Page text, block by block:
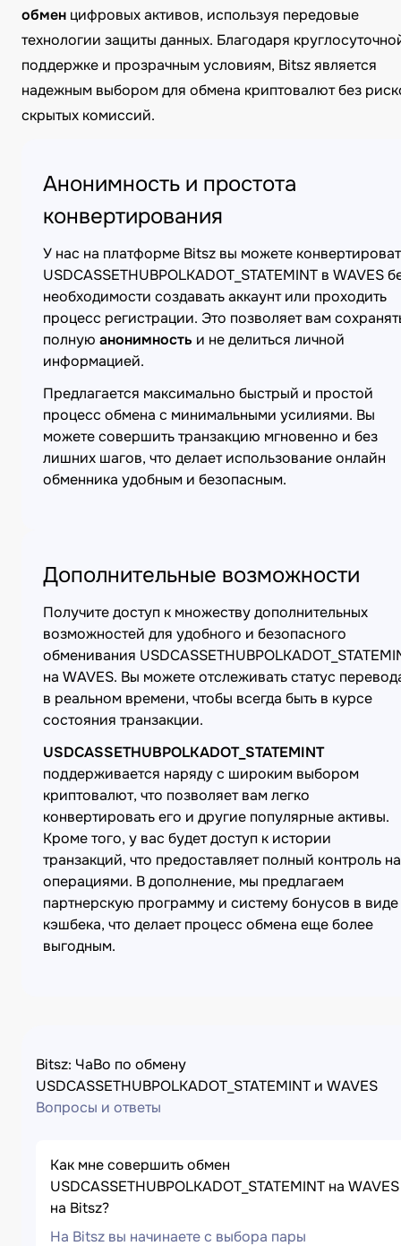
обмен цифровых активов, используя передовые
технологии защиты данных. Благодаря
поддержке и прозрачным условиям, Bitsz является
надежным выбором для обмена криптовалют без
скрытых комиссий.
Анонимность и простота
конвертирования
У нас на платформе Bitsz вы можете
USDCASSETHUBPOLKADOT_STATEMINT в WAVES
необходимости создавать аккаунт или проходить
процесс регистрации. Это позволяет вам
полную анонимность и не делиться личной
информацией.
Предлагается максимально быстрый и простой
процесс обмена с минимальными усилиями. Вы
можете совершить транзакцию мгновенно и без
лишних шагов, что делает использование онлайн
обменника удобным и безопасным.
Дополнительные возможности
Получите доступ к множеству дополнительных
возможностей для удобного и безопасного
обменивания
на WAVES. Вы можете отслеживать статус
в реальном времени, чтобы всегда быть в курсе
состояния транзакции.
USDCASSETHUBPOLKADOT_STATEMINT
поддерживается наряду с широким выбором
криптовалют, что позволяет вам легко
конвертировать его и другие популярные активы.
Кроме того, у вас будет доступ к истории
транзакций, что предоставляет полный контроль
операциями. В дополнение, мы предлагаем
партнерскую программу и систему бонусов в виде
кэшбека, что делает процесс обмена еще более
выгодным.
Bitsz: ЧаВо по обмену
USDCASSETHUBPOLKADOT_STATEMINT и WAVES
Вопросы и ответы
Как мне совершить обмен
USDCASSETHUBPOLKADOT_STATEMINT на WAVES
на Bitsz?
На Bitsz вы начинаете с выбора пары